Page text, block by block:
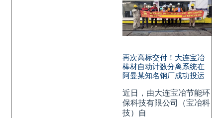
再次高标交付！大连宝冶
棒材自动计数分离系统在
阿曼某知名钢厂成功投运
近日，由大连宝冶节能环
保科技有限公司（宝冶科
技）自